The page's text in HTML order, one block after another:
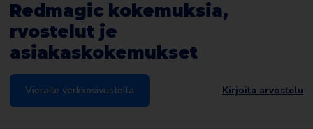
Redmagic kokemuksia,
rvostelut je
asiakaskokemukset
Vieraile verkkosivustolla Kirjoita arvostelu